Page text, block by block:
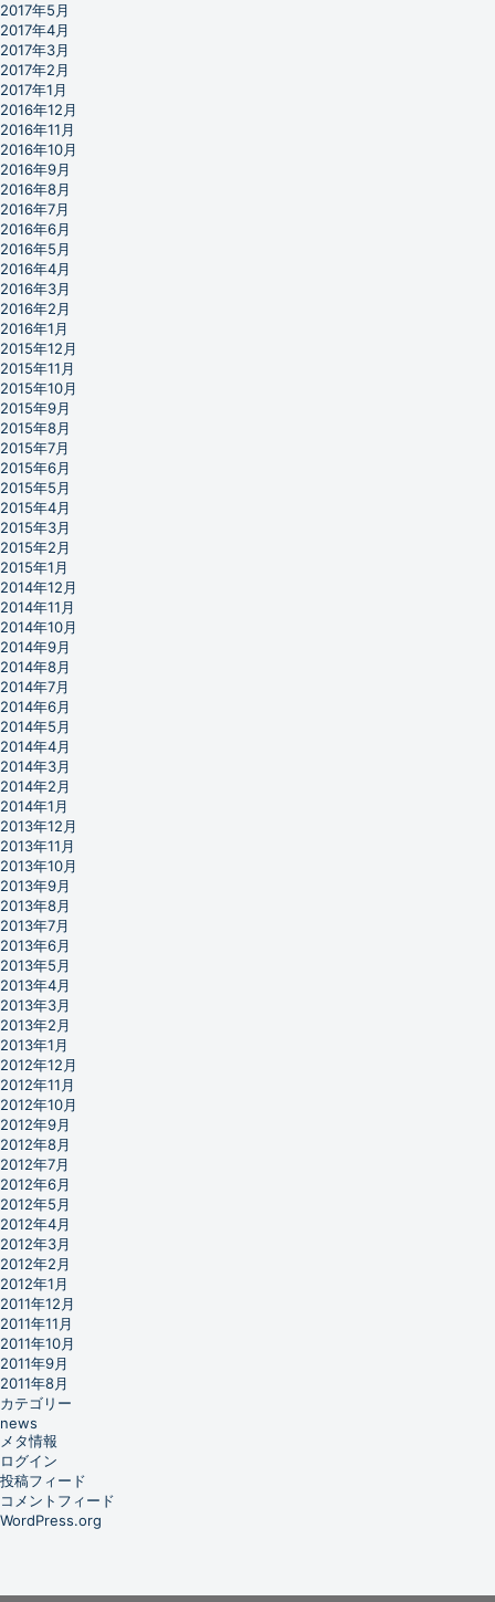
2017年5月
2017年4月
2017年3月
2017年2月
2017年1月
2016年12月
2016年11月
2016年10月
2016年9月
2016年8月
2016年7月
2016年6月
2016年5月
2016年4月
2016年3月
2016年2月
2016年1月
2015年12月
2015年11月
2015年10月
2015年9月
2015年8月
2015年7月
2015年6月
2015年5月
2015年4月
2015年3月
2015年2月
2015年1月
2014年12月
2014年11月
2014年10月
2014年9月
2014年8月
2014年7月
2014年6月
2014年5月
2014年4月
2014年3月
2014年2月
2014年1月
2013年12月
2013年11月
2013年10月
2013年9月
2013年8月
2013年7月
2013年6月
2013年5月
2013年4月
2013年3月
2013年2月
2013年1月
2012年12月
2012年11月
2012年10月
2012年9月
2012年8月
2012年7月
2012年6月
2012年5月
2012年4月
2012年3月
2012年2月
2012年1月
2011年12月
2011年11月
2011年10月
2011年9月
2011年8月
カテゴリー
news
メタ情報
ログイン
投稿フィード
コメントフィード
WordPress.org